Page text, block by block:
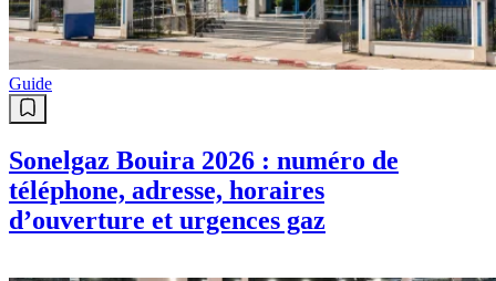
Guide
Sonelgaz Bouira 2026 : numéro de
téléphone, adresse, horaires
d’ouverture et urgences gaz